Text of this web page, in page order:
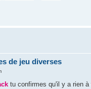
de jeu diverses
tu confirmes qu'il y a rien à